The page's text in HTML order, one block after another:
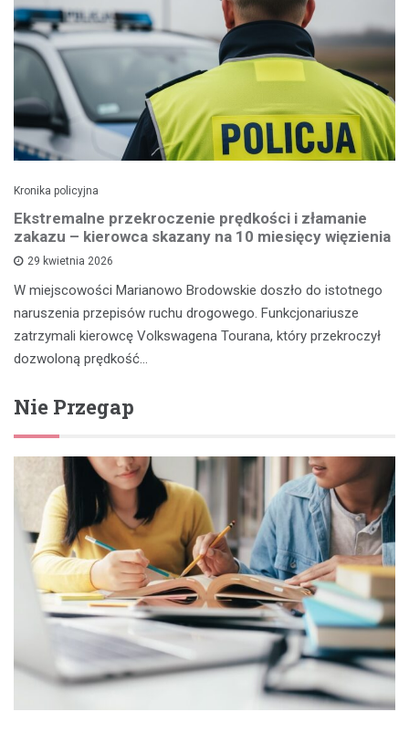
Kronika policyjna
Ekstremalne przekroczenie prędkości i złamanie
zakazu – kierowca skazany na 10 miesięcy więzienia
29 kwietnia 2026
W miejscowości Marianowo Brodowskie doszło do istotnego
naruszenia przepisów ruchu drogowego. Funkcjonariusze
zatrzymali kierowcę Volkswagena Tourana, który przekroczył
dozwoloną prędkość…
Nie Przegap